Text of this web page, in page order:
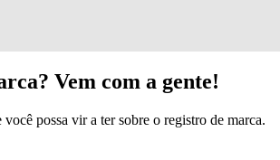
Vem com a gente!
possa vir a ter sobre o registro de marca.